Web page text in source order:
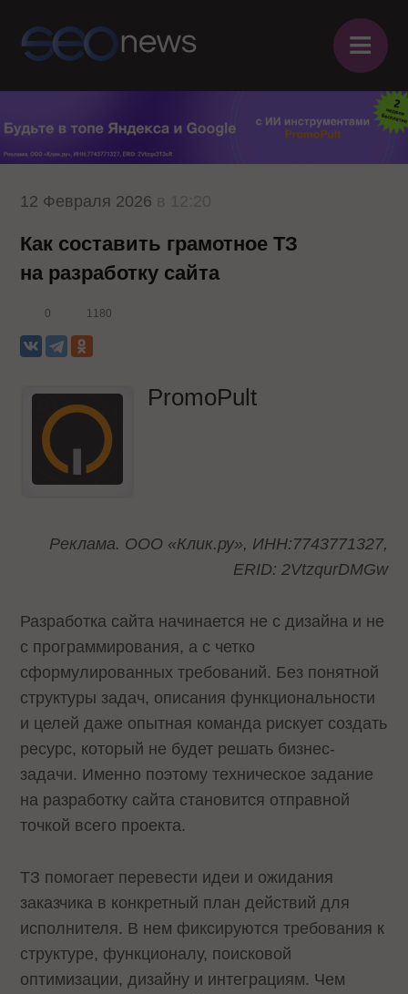
≡
12 Февраля 2026
Как составить грамотное ТЗ
на разработку сайта
0 1180
PromoPult
Реклама. ООО «Клик.ру», ИНН:7743771327,
ERID: 2VtzqurDMGw
Разработка сайта начинается не с дизайна и не
с программирования, а с четко
сформулированных требований. Без понятной
структуры задач, описания функциональности
и целей даже опытная команда рискует создать
ресурс, который не будет решать бизнес-
задачи. Именно поэтому техническое задание
на разработку сайта становится отправной
точкой всего проекта.
ТЗ помогает перевести идеи и ожидания
заказчика в конкретный план действий для
исполнителя. В нем фиксируются требования к
структуре, функционалу, поисковой
оптимизации, дизайну и интеграциям. Чем